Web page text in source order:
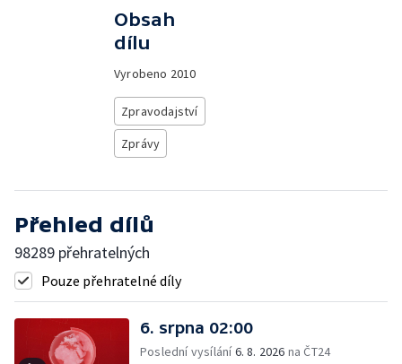
Obsah
dílu
Vyrobeno 2010
Zpravodajství
Zprávy
Přehled dílů
98289 přehratelných
Pouze přehratelné díly
6. srpna 02:00
Poslední vysílání6. 8. 2026 na ČT24